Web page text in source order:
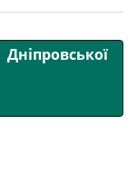
Дніпровської